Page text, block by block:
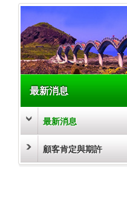
最新消息
最新消息
顧客肯定與期許